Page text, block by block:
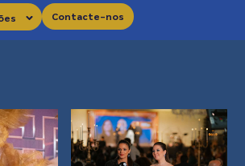
Contacte-nos